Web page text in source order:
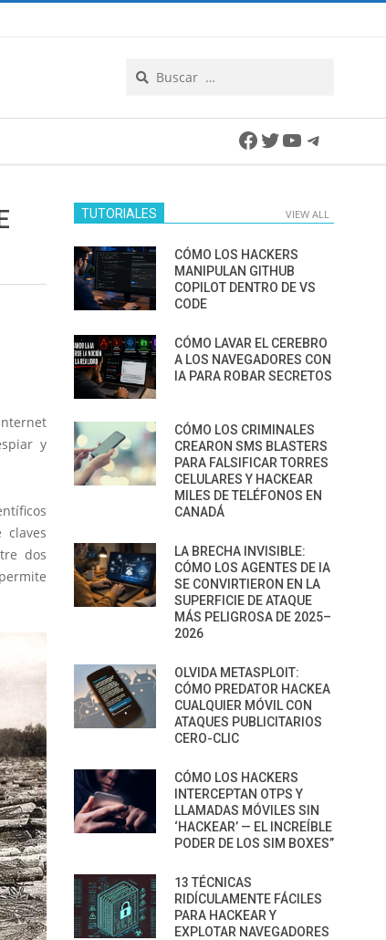
Facebook
Twitter
YouTube
y
dos
TUTORIALES VIEW ALL
CÓMO LOS HACKERS
MANIPULAN GITHUB
COPILOT DENTRO DE VS
CODE
CÓMO LAVAR EL CEREBRO
A LOS NAVEGADORES CON
IA PARA ROBAR SECRETOS
CÓMO LOS CRIMINALES
CREARON SMS BLASTERS
PARA FALSIFICAR TORRES
CELULARES Y HACKEAR
MILES DE TELÉFONOS EN
CANADÁ
LA BRECHA INVISIBLE:
CÓMO LOS AGENTES DE IA
SE CONVIRTIERON EN LA
SUPERFICIE DE ATAQUE
MÁS PELIGROSA DE 2025–
2026
OLVIDA METASPLOIT:
CÓMO PREDATOR HACKEA
CUALQUIER MÓVIL CON
ATAQUES PUBLICITARIOS
CERO-CLIC
CÓMO LOS HACKERS
INTERCEPTAN OTPS Y
LLAMADAS MÓVILES SIN
‘HACKEAR’ — EL INCREÍBLE
PODER DE LOS SIM BOXES”
13 TÉCNICAS
RIDÍCULAMENTE FÁCILES
PARA HACKEAR Y
EXPLOTAR NAVEGADORES